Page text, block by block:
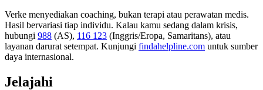
Verke menyediakan coaching, bukan terapi atau perawatan medis.
Hasil bervariasi tiap individu. Kalau kamu sedang dalam krisis,
hubungi 988 (AS), 116 123 (Inggris/Eropa, Samaritans), atau
layanan darurat setempat. Kunjungi findahelpline.com untuk sumber
daya internasional.
Jelajahi